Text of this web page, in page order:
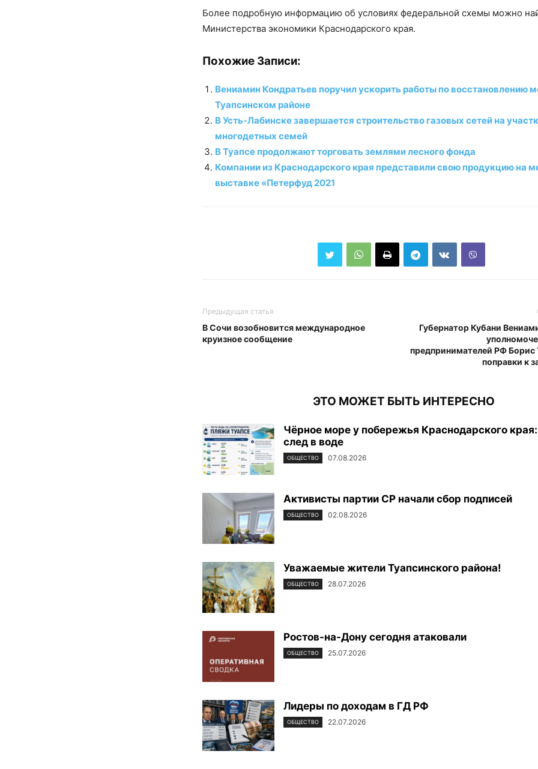
Более подробную информацию об условиях федеральной схемы можно
Министерства экономики Краснодарского края.
Похожие Записи:
Вениамин Кондратьев поручил ускорить работы по восстановлению
Туапсинском районе
В Усть-Лабинске завершается строительство газовых сетей на
многодетных семей
В Туапсе продолжают торговать землями лесного фонда
Компании из Краснодарского края представили свою продукцию на
выставке «Петерфуд 2021
Предыдущая статья
В Сочи возобновится международное
круизное сообщение
Губернатор Кубани
предпринимателей РФ Борис
поправки к
ЭТО МОЖЕТ БЫТЬ ИНТЕРЕСНО
Чёрное море у побережья Краснодарского
след в воде
ОБЩЕСТВО 07.08.2026
Активисты партии СР начали сбор подписей
ОБЩЕСТВО 02.08.2026
Уважаемые жители Туапсинского района!
ОБЩЕСТВО 28.07.2026
Ростов-на-Дону сегодня атаковали
ОБЩЕСТВО 25.07.2026
Лидеры по доходам в ГД РФ
ОБЩЕСТВО 22.07.2026